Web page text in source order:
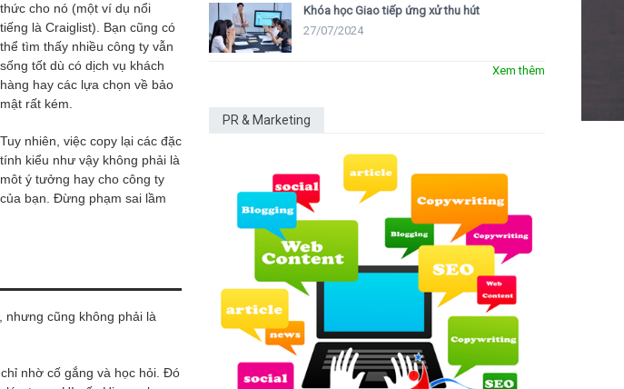
thức cho nó (một ví dụ nổi
tiếng là Craiglist). Bạn cũng có
thể tìm thấy nhiều công ty vẫn
sống tốt dù có dịch vụ khách
hàng hay các lựa chọn về bảo
mật rất kém.
Tuy nhiên, việc copy lại các đặc
tính kiểu như vậy không phải là
môt ý tưởng hay cho công ty
của bạn. Đừng phạm sai lầm
nhưng cũng không phải là
nhờ cố gắng và học hỏi. Đó
Khóa học Giao tiếp ứng xử thu hút
27/07/2024
Xem thêm
PR & Marketing